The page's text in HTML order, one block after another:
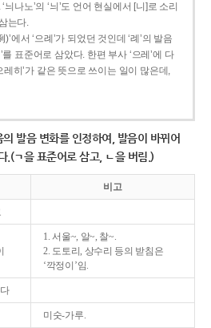
늬나노’의 ‘늬’도 언어 현실에서 [니]로 소리
는다.
에서 ‘으례’가 되었던 것인데 ‘례’의 발음
를 표준어로 삼았다. 한편 부사 ‘으레’에 다
레히’가 같은 뜻으로 쓰이는 일이 많은데,
발음 변화를 인정하여, 발음이 바뀌어
.(ㄱ을 표준어로 삼고, ㄴ을 버림.)
비고
1. 서울~, 알~, 찰~.
2. 도토리, 상수리 등의 받침은
‘깍정이’임.
미숫-가루.